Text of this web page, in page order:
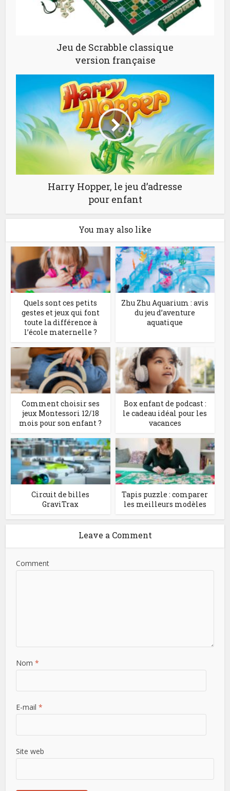
Jeu de Scrabble classique
version française
Harry Hopper, le jeu d’adresse
pour enfant
You may also like
Quels sont ces petits
gestes et jeux qui font
toute la différence à
l’école maternelle ?
Zhu Zhu Aquarium : avis
du jeu d’aventure
aquatique
Comment choisir ses
jeux Montessori 12/18
mois pour son enfant ?
Box enfant de podcast :
le cadeau idéal pour les
vacances
Circuit de billes
GraviTrax
Tapis puzzle : comparer
les meilleurs modèles
Leave a Comment
Comment
Nom*
E-mail*
Site web